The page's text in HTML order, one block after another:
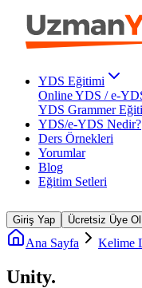
YDS Eğitimi
Online YDS / e-
YDS Grammer
YDS/e-YDS Nedir?
Ders Örnekleri
Yorumlar
Blog
Eğitim Setleri
Giriş Yap Ücretsiz Üye Ol
Ana Sayfa Kelime
Unity.